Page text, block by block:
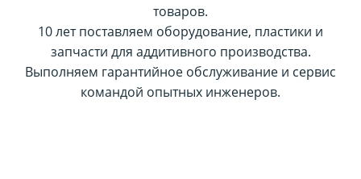
товаров.
10 лет поставляем оборудование, пластики и
запчасти для аддитивного производства.
Выполняем гарантийное обслуживание и сервис
командой опытных инженеров.